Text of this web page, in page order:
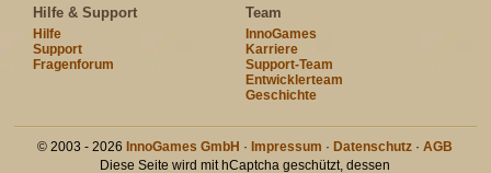
Hilfe & Support
Hilfe
Support
Fragenforum
Team
InnoGames
Karriere
Support-Team
Entwicklerteam
Geschichte
© 2003 - 2026 InnoGames GmbH · Impressum · Datenschutz ·AGB
Diese Seite wird mit hCaptcha geschützt, dessen